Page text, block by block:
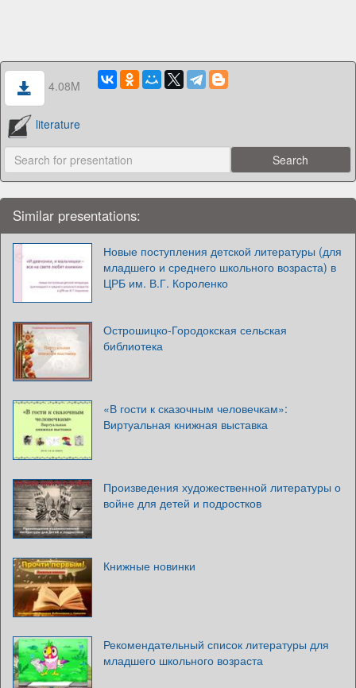
4.08M
literature
Similar presentations:
Новые поступления детской литературы (для
младшего и среднего школьного возраста) в
ЦРБ им. В.Г. Короленко
Острошицко-Городокская сельская
библиотека
«В гости к сказочным человечкам»:
Виртуальная книжная выставка
Произведения художественной литературы о
войне для детей и подростков
Книжные новинки
Рекомендательный список литературы для
младшего школьного возраста